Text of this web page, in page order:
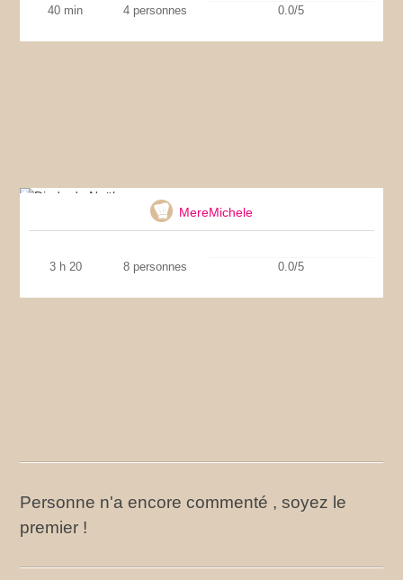
40 min 4 personnes 0.0/5
MereMichele
3 h 20 8 personnes 0.0/5
Personne n'a encore commenté , soyez le
premier !